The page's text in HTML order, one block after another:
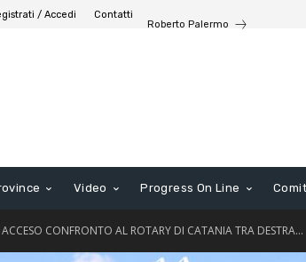
/ Accedi
Contatti
Roberto Palermo
Video Progress On Line
ACCESO CONFRONTO AL ROTARY DI CATANIA TRA DESTRA...